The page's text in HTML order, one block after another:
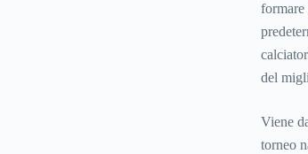
formare
del
Viene
torneo